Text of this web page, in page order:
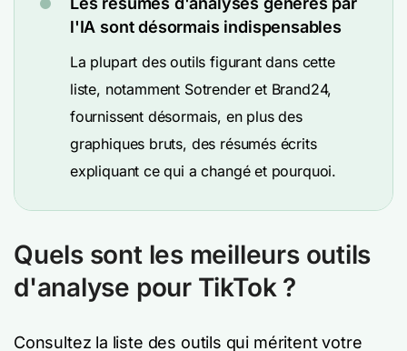
l'IA sont désormais indispensables
La plupart des outils figurant dans cette
liste, notamment Sotrender et Brand24,
fournissent désormais, en plus des
graphiques bruts, des résumés écrits
expliquant ce qui a changé et pourquoi.
Quels sont les meilleurs outils
d'analyse pour TikTok ?
Consultez la liste des outils qui méritent votre